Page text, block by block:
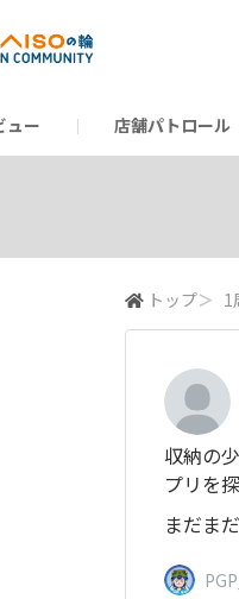
ュー 店舗パトロール
トップ＞ 1
収納の
プリを
まだま